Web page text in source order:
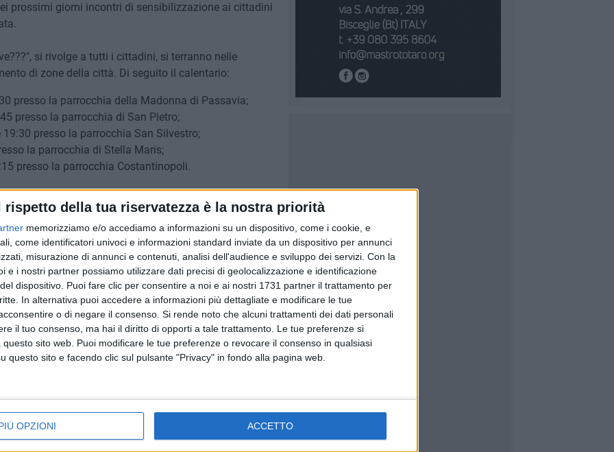
rispetto della tua riservatezza è la nostra priorità
memorizziamo e/o accediamo a informazioni su un dispositivo, come i cookie, e
come identificatori univoci e informazioni standard inviate da un dispositivo per annunci
misurazione di annunci e contenuti, analisi dell'audience e sviluppo dei servizi. Con la
e i nostri partner possiamo utilizzare dati precisi di geolocalizzazione e identificazione
dispositivo. Puoi fare clic per consentire a noi e ai nostri 1731 partner il trattamento per
In alternativa puoi accedere a informazioni più dettagliate e modificare le tue
o di negare il consenso. Si rende noto che alcuni trattamenti dei dati personali
il tuo consenso, ma hai il diritto di opporti a tale trattamento. Le tue preferenze si
sito web. Puoi modificare le tue preferenze o revocare il consenso in qualsiasi
questo sito e facendo clic sul pulsante "Privacy" in fondo alla pagina web.
OPZIONI ACCETTO
prossimi giorni incontri di sensibilizzazione ai cittadini
si rivolge a tutti i cittadini, si terranno nelle
di zone della città. Di seguito il calentario:
presso la parrocchia della Madonna di Passavia;
presso la parrocchia di San Pietro;
presso la parrocchia San Silvestro;
la parrocchia di Stella Maris;
presso la parrocchia Costantinopoli.
e agli amministratori di condominio
palazzo Tupputi:
alle utenze non domestiche Food&Beverage;
utenze non domestiche non food;
agli amministratori di condominio.
BISCEGLIE
Preziosa: «I mercati sono